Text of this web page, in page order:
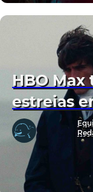
HBO
estreias